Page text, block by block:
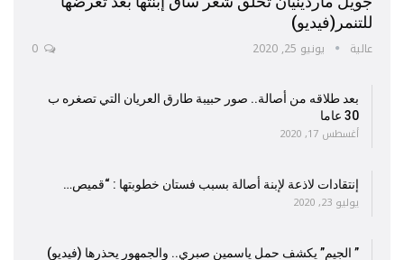
للتنمر(فيديو)
عالية يونيو 25, 2020
بعد طلاقه من أصالة.. صور حبيبة طارق العريان التي تصغره ب
30 عاما
أغسطس 17, 2020
إنتقادات لاذعة لإبنة أصالة بسبب فستان خطوبتها : “قميص…
يوليو 23, 2020
” الجيم” يكشف حمل ياسمين صبري.. والجمهور يحذرها (فيديو)